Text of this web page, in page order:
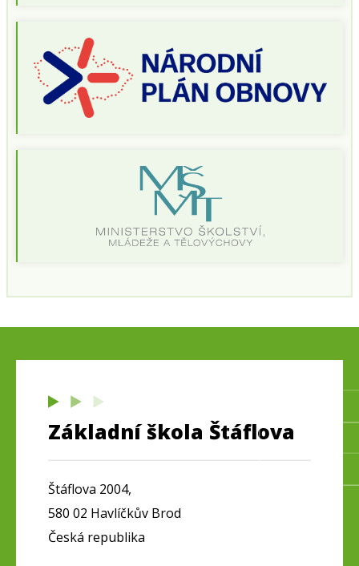
Základní škola Štáflova
Štáflova 2004,
580 02 Havlíčkův Brod
Česká republika